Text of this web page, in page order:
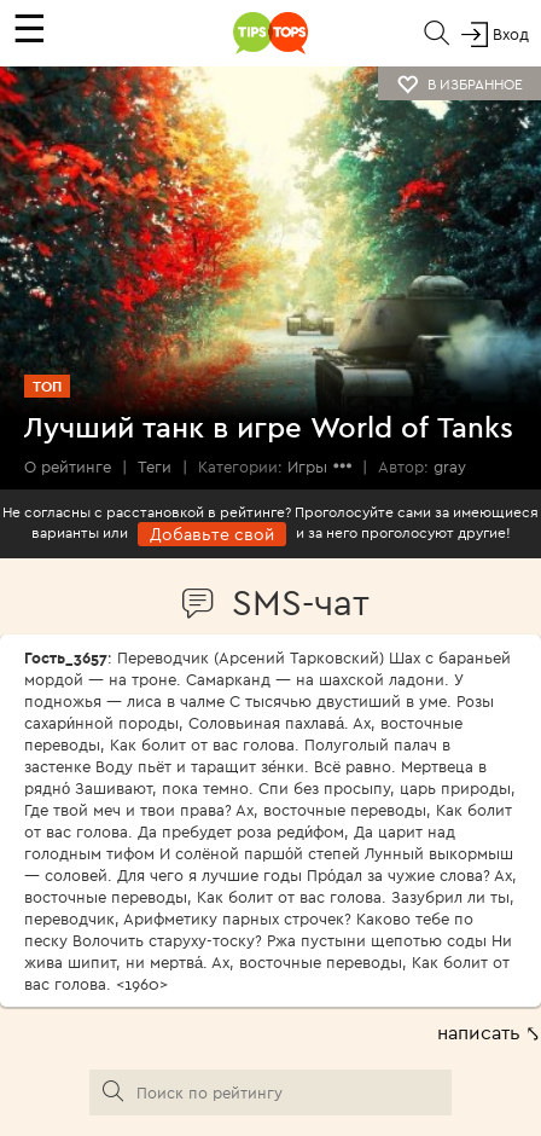
☰ Вход
В ИЗБРАННОЕ
ТОП
Лучший танк в игре World of Tanks
О рейтинге | Теги | Категории: Игры | Автор: gray
Не согласны с расстановкой в рейтинге? Проголосуйте сами за имеющиеся
варианты или
Добавьте свой и за него проголосуют другие!
SMS-чат
Гость_3657: Переводчик (Арсений Тарковский) Шах с бараньей
мордой — на троне. Самарканд — на шахской ладони. У
подножья — лиса в чалме С тысячью двустиший в уме. Розы
сахари́нной породы, Соловьиная пахлава́. Ах, восточные
переводы, Как болит от вас голова. Полуголый палач в
застенке Воду пьёт и таращит зе́нки. Всё равно. Мертвеца в
рядно́ Зашивают, пока темно. Спи без просыпу, царь природы,
Где твой меч и твои права? Ах, восточные переводы, Как болит
от вас голова. Да пребудет роза реди́фом, Да царит над
голодным тифом И солёной паршо́й степей Лунный выкормыш
— соловей. Для чего я лучшие годы Про́дал за чужие слова? Ах,
восточные переводы, Как болит от вас голова. Зазубрил ли ты,
переводчик, Арифметику парных строчек? Каково тебе по
песку Волочить старуху-тоску? Ржа пустыни щепотью соды Ни
жива шипит, ни мертва́. Ах, восточные переводы, Как болит от
вас голова. <1960>
написать ⤣